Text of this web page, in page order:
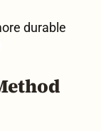
durable